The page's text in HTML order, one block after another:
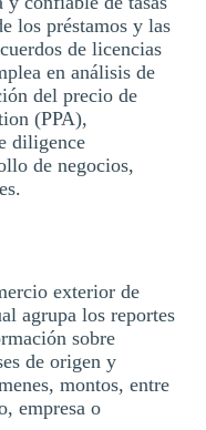
los préstamos y las
de licencias
en análisis de
del precio de
(PPA),
diligence
de negocios,
exterior de
agrupa los reportes
sobre
de origen y
montos, entre
empresa o